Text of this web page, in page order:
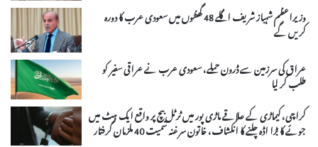
وزیراعظم شہباز شریف اگلے 48 گھنٹوں میں سعودی عرب کا دورہ
کریں گے
عراق کی سرزمین سے ڈرون حملے، سعودی عرب نے عراقی سفیر کو
طلب کر لیا
کراچی، کیماڑی کے علاقے ماڑی پور میں ٹرٹل بیچ پر واقع ایک ہٹ میں
جوئے کا بڑا اڈہ چلنے کا انکشاف، خاتون سرغنہ سمیت 40 ملزمان گرفتار